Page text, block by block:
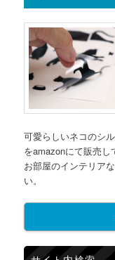
可愛らしいネコのシ
をamazonにて販売し
お部屋のインテリア
い。